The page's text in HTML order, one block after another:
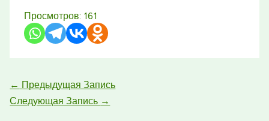
Просмотров: 161
← Предыдущая Запись
Следующая Запись →